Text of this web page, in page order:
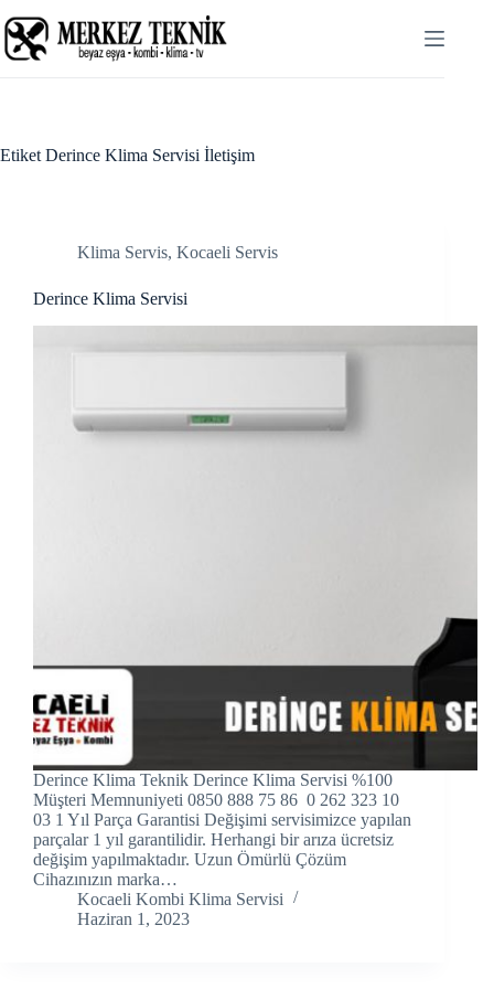
panel
panel
Panel
panel
panel
panel
to
content
Etiket Derince Klima Servisi İletişim
Klima Servis, Kocaeli Servis
Derince Klima Servisi
Derince Klima Teknik Derince Klima Servisi %100
Müşteri Memnuniyeti 0850 888 75 86 0 262 323 10
03 1 Yıl Parça Garantisi Değişimi servisimizce yapılan
parçalar 1 yıl garantilidir. Herhangi bir arıza ücretsiz
değişim yapılmaktadır. Uzun Ömürlü Çözüm
Cihazınızın marka…
Kocaeli Kombi Klima Servisi
Haziran 1, 2023